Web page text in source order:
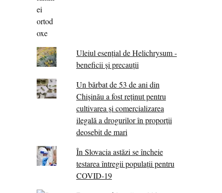
Uleiul esențial de Helichrysum -
beneficii și precauții
Un bărbat de 53 de ani din
Chișinău a fost reținut pentru
cultivarea și comercializarea
ilegală a drogurilor în proporții
deosebit de mari
În Slovacia astăzi se încheie
testarea întregii populații pentru
COVID-19